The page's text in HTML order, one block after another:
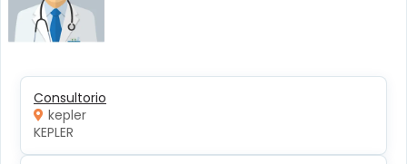
Consultorio
kepler
KEPLER